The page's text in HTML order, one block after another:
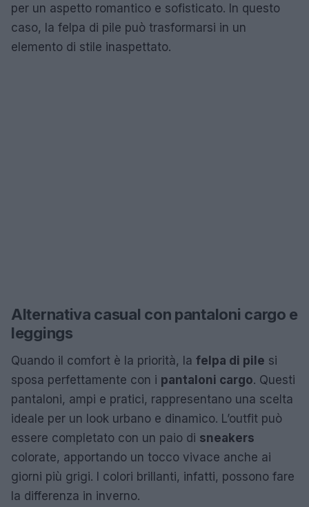
per un aspetto romantico e sofisticato. In questo
caso, la felpa di pile può trasformarsi in un
elemento di stile inaspettato.
Alternativa casual con pantaloni cargo e
leggings
Quando il comfort è la priorità, la felpa di pile si
sposa perfettamente con i pantaloni cargo. Questi
pantaloni, ampi e pratici, rappresentano una scelta
ideale per un look urbano e dinamico. L’outfit può
essere completato con un paio di sneakers
colorate, apportando un tocco vivace anche ai
giorni più grigi. I colori brillanti, infatti, possono fare
la differenza in inverno.